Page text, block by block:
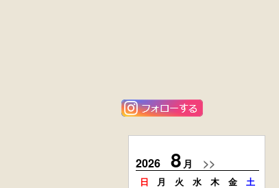
2026 8 月 >>
日 月 火 水 木 金
土